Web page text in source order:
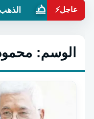
عاجل⚡
الذهب عند أعلى
الوسم: